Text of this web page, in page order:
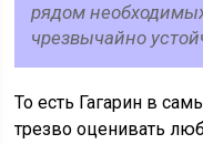
рядом
чрезвычайно
То есть Гагарин в
трезво оценивать